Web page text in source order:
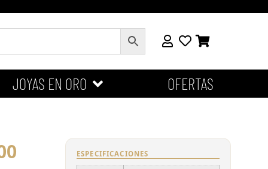
JOYAS EN ORO OFERTAS
ESPECIFICACIONES